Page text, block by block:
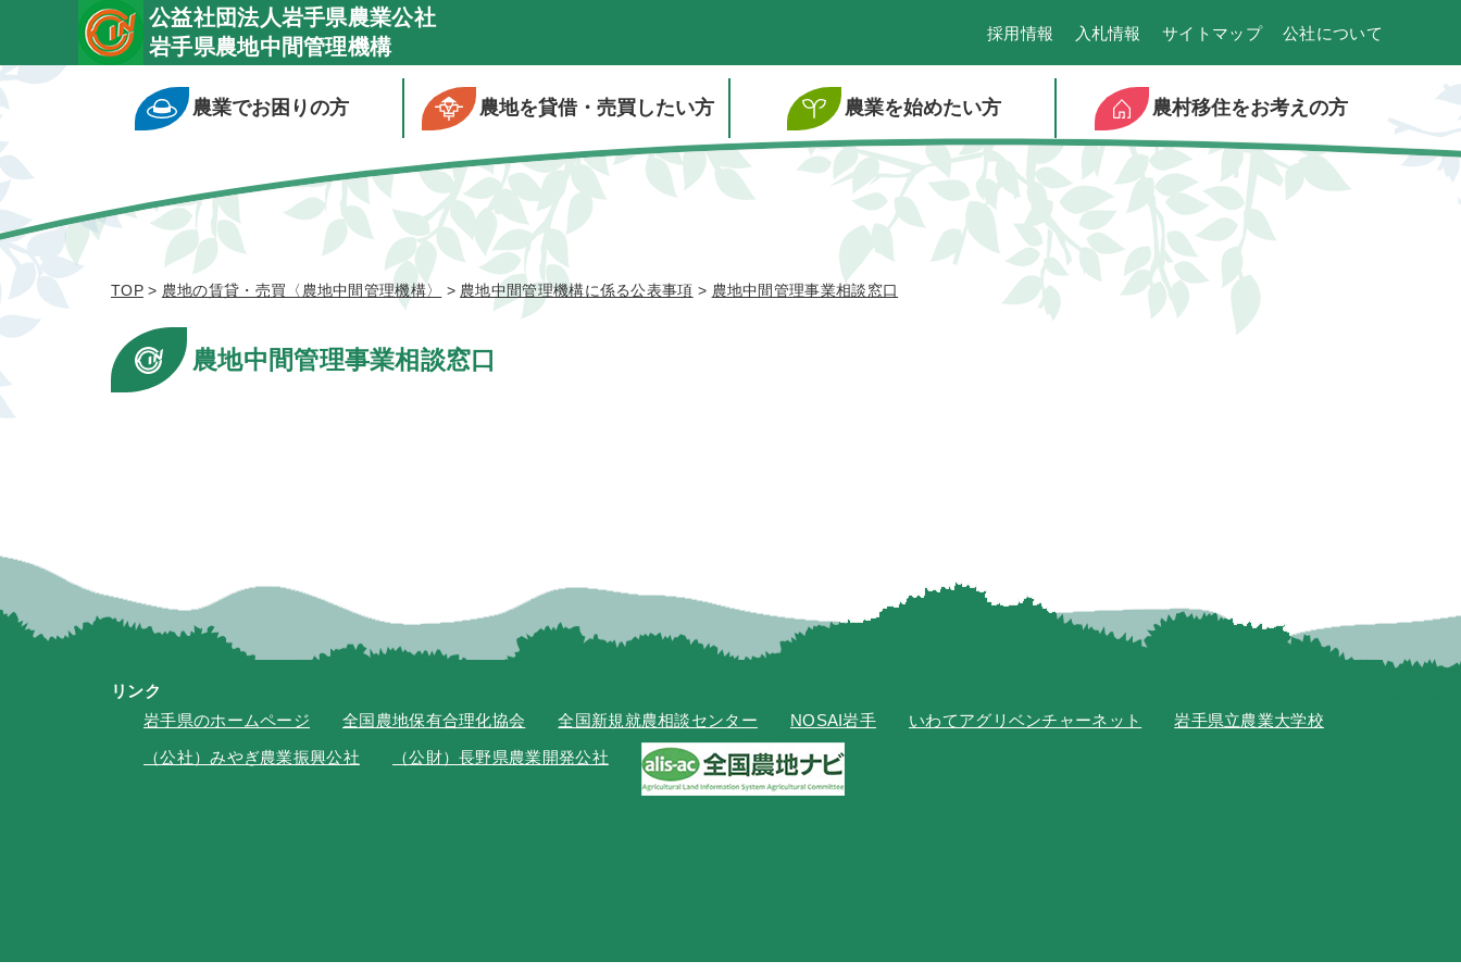
公益社団法人岩手県農業公社
岩手県農地中間管理機構
採用情報 入札情報 サイトマップ 公社について
農業でお困りの方 農地を貸借・売買したい方 農業を始めたい方 農村移住をお考えの方
TOP> 農地の賃貸・売買〈農地中間管理機構〉 > 農地中間管理機構に係る公表事項 > 農地中間管理事業相談窓口
農地中間管理事業相談窓口
リンク
岩手県のホームページ
全国農地保有合理化協会 全国新規就農相談センター NOSAI岩手 いわてアグリベンチャーネット 岩手県立農業大学校
（公社）みやぎ農業振興公社 （公財）長野県農業開発公社